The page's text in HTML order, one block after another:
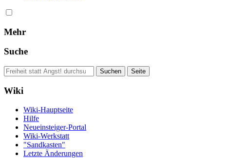
Mehr
Suche
Wiki
Wiki-Hauptseite
Hilfe
Neueinsteiger-Portal
Wiki-Werkstatt
"Sandkasten"
Letzte Änderungen